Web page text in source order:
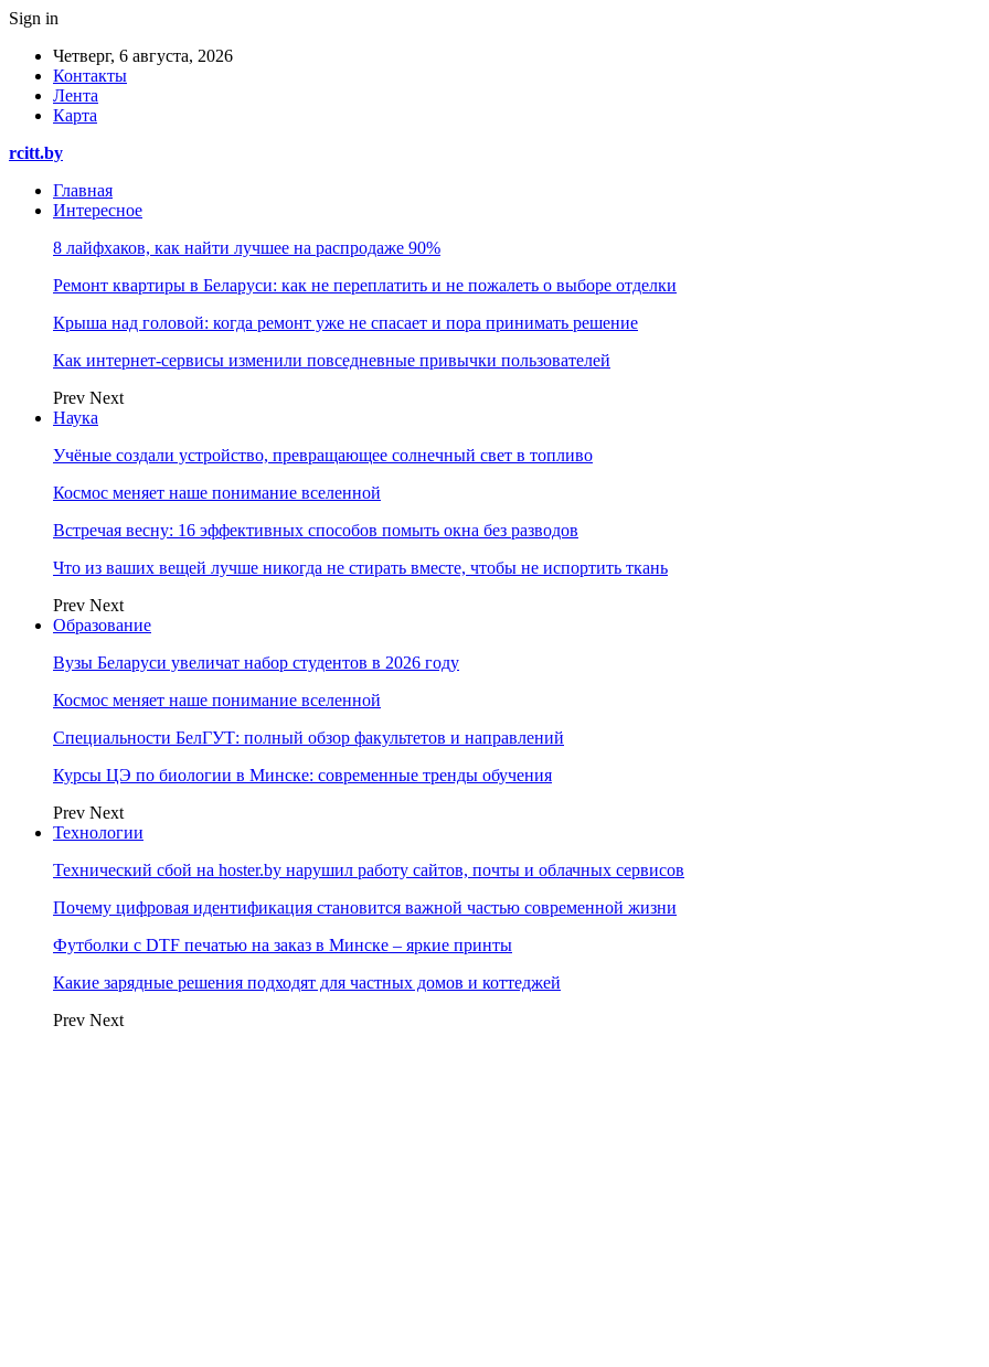
Sign in
Четверг, 6 августа, 2026
Контакты
Лента
Карта
rcitt.by
Главная
Интересное
8 лайфхаков, как найти лучшее на распродаже 90%
Ремонт квартиры в Беларуси: как не переплатить и не пожалеть о выборе отделки
Крыша над головой: когда ремонт уже не спасает и пора принимать решение
Как интернет-сервисы изменили повседневные привычки пользователей
Prev Next
Наука
Учёные создали устройство, превращающее солнечный свет в топливо
Космос меняет наше понимание вселенной
Встречая весну: 16 эффективных способов помыть окна без разводов
Что из ваших вещей лучше никогда не стирать вместе, чтобы не испортить ткань
Prev Next
Образование
Вузы Беларуси увеличат набор студентов в 2026 году
Космос меняет наше понимание вселенной
Специальности БелГУТ: полный обзор факультетов и направлений
Курсы ЦЭ по биологии в Минске: современные тренды обучения
Prev Next
Технологии
Технический сбой на hoster.by нарушил работу сайтов, почты и облачных сервисов
Почему цифровая идентификация становится важной частью современной жизни
Футболки с DTF печатью на заказ в Минске – яркие принты
Какие зарядные решения подходят для частных домов и коттеджей
Prev Next